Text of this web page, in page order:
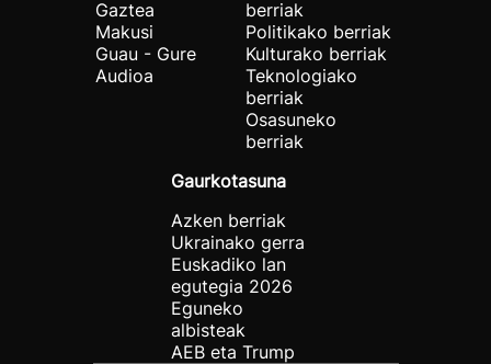
Gaztea
Makusi
Guau - Gure
Audioa
berriak
Politikako berriak
Kulturako berriak
Teknologiako
berriak
Osasuneko
berriak
Gaurkotasuna
Azken berriak
Ukrainako gerra
Euskadiko lan
egutegia 2026
Eguneko
albisteak
AEB eta Trump